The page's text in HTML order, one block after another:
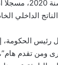
بعدما بلغ 7
الحكومة، إن
ومن تقدم